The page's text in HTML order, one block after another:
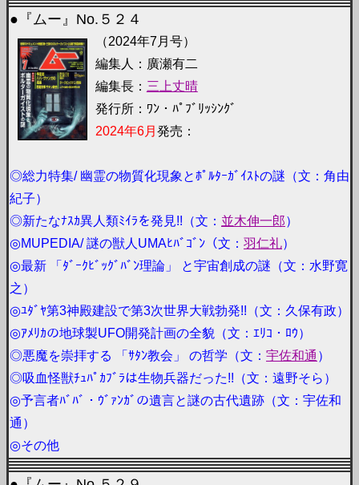
●『ムー』No.５２４
（2024年7月号）
編集人：廣瀬有二
編集長： 三上丈晴
発行所：ﾜﾝ・ﾊﾟﾌﾞﾘｯｼﾝｸﾞ
2024年6月 発売：
◎総力特集/ 幽霊の物質化現象とﾎﾟﾙﾀｰｶﾞｲｽﾄの謎（文：角由
紀子）
◎新たなﾅｽｶ異人類ﾐｲﾗを発見!!（文： 並木伸一郎）
◎MUPEDIA/ 謎の獣人UMAﾋﾊﾞｺﾞﾝ（文： 羽仁礼）
◎最新 「ﾀﾞｰｸﾋﾞｯｸﾞﾊﾞﾝ理論」 と宇宙創成の謎（文：水野寛
之）
◎ﾕﾀﾞﾔ第3神殿建設で第3次世界大戦勃発!!（文：久保有政）
◎ｱﾒﾘｶの地球製UFO開発計画の全貌（文：ｴﾘｺ・ﾛｳ）
◎悪魔を崇拝する 「ｻﾀﾝ教会」 の哲学（文： 宇佐和通 ）
◎吸血怪獣ﾁｭﾊﾟｶﾌﾞﾗは生物兵器だった!!（文：遠野そら）
◎予言者ﾊﾞﾊﾞ・ｳﾞｧﾝｶﾞの遺言と謎の古代遺跡（文：宇佐和
通）
◎その他